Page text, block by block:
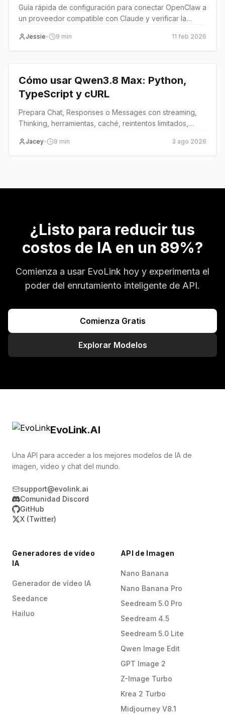
de Usar Claude
Guía rápida de configuración para conectar OpenClaw a
un proveedor compatible con Claude y verificar la
Jessie• 9 min
11 feb 2026
Tutorial
Cómo usar Qwen3.8 Max: Python,
TypeScript y cURL
Prepara Chat, Responses o Messages con streaming,
Thinking, herramientas, caché, reintentos limitados,
Jacey• 9 min 3 ago 2026
¿Listo para reducir tus
costos de IA en un 89%?
Comienza a usar EvoLink hoy y experimenta el
poder del enrutamiento inteligente de API.
Comienza Gratis
Explorar Modelos
EvoLink.AI
Una API para acceder a los mejores modelos de IA de
imagen, video y chat del mundo.
support@evolink.ai
Comunidad Discord
GitHub
X (Twitter)
Generadores de vídeo
IA
Generador de vídeo IA
Seedance
Hailuo
API de Imagen
Nano Banana
Nano Banana Pro
Seedream 5.0 Pro
Seedream 4.5
Seedream 5.0 Lite
Qwen Image Edit
GPT Image 2
Z-Image Turbo
Krea 2 Turbo
Midjourney V8.1